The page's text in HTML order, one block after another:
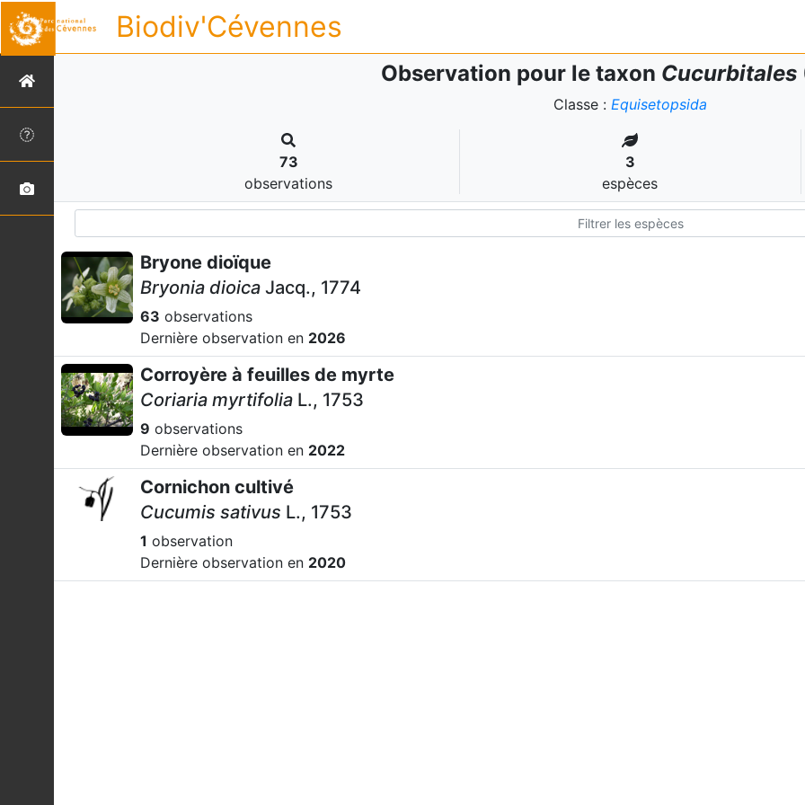
Biodiv'Cévennes
Observation pour le taxon Cucurbitales
Classe : Equisetopsida
73
observations
3
espèces
Bryone dioïque
Bryonia dioica Jacq., 1774
63 observations
Dernière observation en 2026
Corroyère à feuilles de myrte
Coriaria myrtifolia L., 1753
9 observations
Dernière observation en 2022
Cornichon cultivé
Cucumis sativus L., 1753
1 observation
Dernière observation en 2020